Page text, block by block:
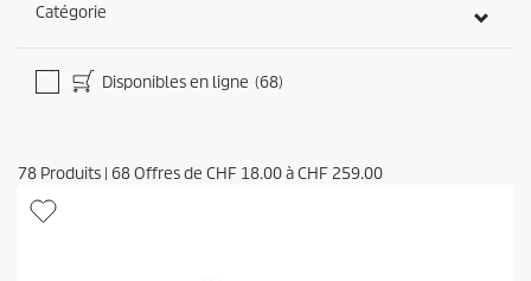
Catégorie
Disponibles en ligne (68)
78 Produits | 68Offres de CHF 18.00àCHF 259.00